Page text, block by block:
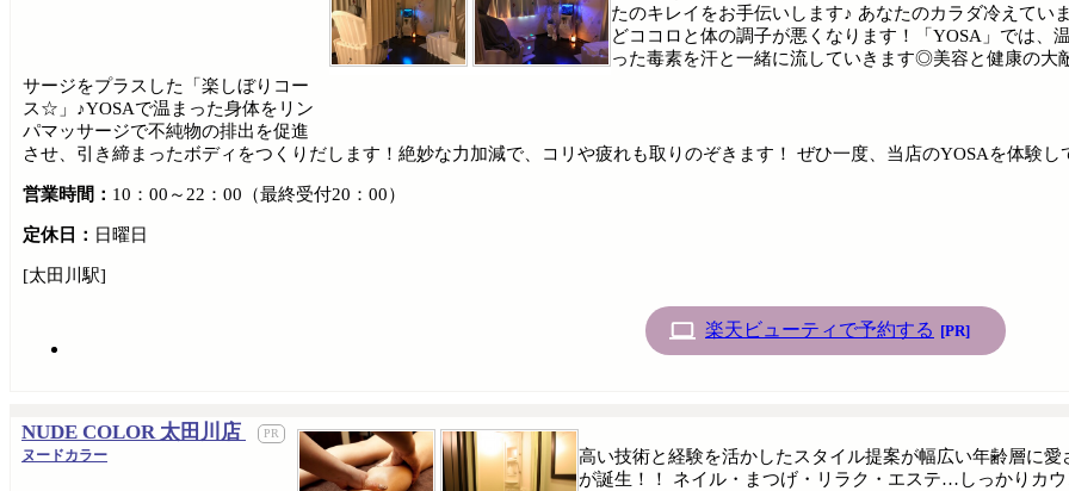
たのキレイをお手伝いします♪ あなたのカラダ冷えて
どココロと体の調子が悪くなります！「YOSA」では、
った毒素を汗と一緒に流していきます◎美容と健康の大
サージをプラスした「楽しぼりコー
ス☆」♪YOSAで温まった身体をリン
パマッサージで不純物の排出を促進
させ、引き締まったボディをつくりだします！絶妙な力加減で、コリや疲れも取りのぞきます！ ぜひ一度、当店のYOSAを体験し
営業時間： 10：00～22：00（最終受付20：00）
定休日： 日曜日
[太田川駅]
楽天ビューティで予約する [PR]
NUDE COLOR 太田川店
ヌードカラー
高い技術と経験を活かしたスタイル提案が幅広い年齢層に
が誕生！！ ネイル・まつげ・リラク・エステ…しっかりカ